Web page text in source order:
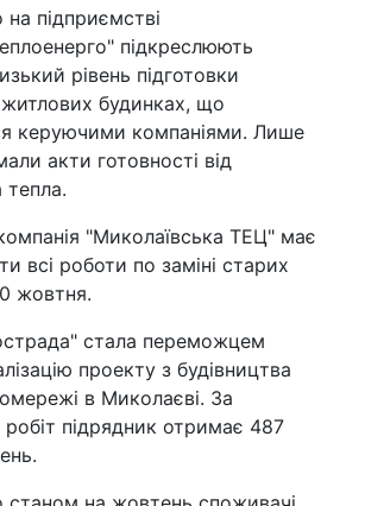
підприємстві
підкреслюють
рівень підготовки
будинках, що
керуючими компаніями. Лише
акти готовності від
тепла.
"Миколаївська ТЕЦ" має
всі роботи по заміні старих
жовтня.
стала переможцем
проекту з будівництва
в Миколаєві. За
підрядник отримає 487